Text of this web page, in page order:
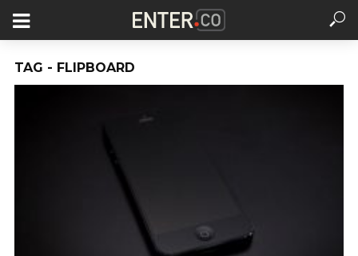
TAG - FLIPBOARD